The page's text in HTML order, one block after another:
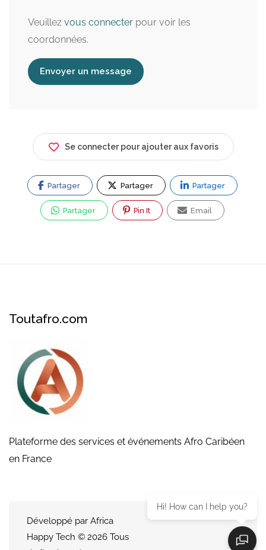
Veuillez vous connecter pour voir les
coordonnées.
Envoyer un message
Se connecter pour ajouter aux favoris
Partager Partager Partager
Partager Pin It Email
Toutafro.com
Plateforme des services et événements Afro Caribéen
en France
Développé par Africa
Happy Tech © 2026 Tous
Hi! How can I help you?